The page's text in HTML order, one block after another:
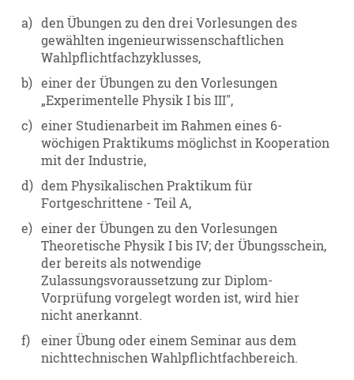
a) den Übungen zu den drei Vorlesungen des
gewählten ingenieurwissenschaftlichen
Wahlpflichtfachzyklusses,
b) einer der Übungen zu den Vorlesungen
„Experimentelle Physik I bis III",
c) einer Studienarbeit im Rahmen eines 6-
wöchigen Praktikums möglichst in Kooperation
mit der Industrie,
d) dem Physikalischen Praktikum für
Fortgeschrittene - Teil A,
e) einer der Übungen zu den Vorlesungen
Theoretische Physik I bis IV; der Übungsschein,
der bereits als notwendige
Zulassungsvoraussetzung zur Diplom-
Vorprüfung vorgelegt worden ist, wird hier
nicht anerkannt.
f)
einer Übung oder einem Seminar aus dem
nichttechnischen Wahlpflichtfachbereich.